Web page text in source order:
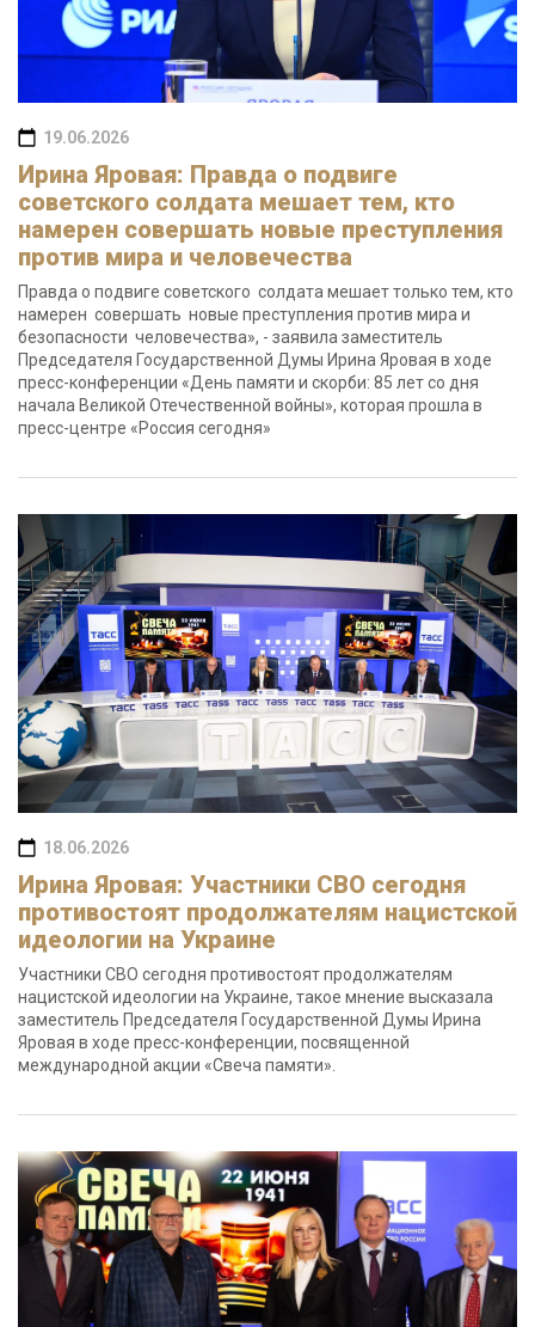
19.06.2026
Ирина Яровая: Правда о подвиге
советского солдата мешает тем, кто
намерен совершать новые преступления
против мира и человечества
Правда о подвиге советского солдата мешает только тем, кто
намерен совершать новые преступления против мира и
безопасности человечества», - заявила заместитель
Председателя Государственной Думы Ирина Яровая в ходе
пресс-конференции «День памяти и скорби: 85 лет со дня
начала Великой Отечественной войны», которая прошла в
пресс-центре «Россия сегодня»
18.06.2026
Ирина Яровая: Участники СВО сегодня
противостоят продолжателям нацистской
идеологии на Украине
Участники СВО сегодня противостоят продолжателям
нацистской идеологии на Украине, такое мнение высказала
заместитель Председателя Государственной Думы Ирина
Яровая в ходе пресс-конференции, посвященной
международной акции «Свеча памяти».